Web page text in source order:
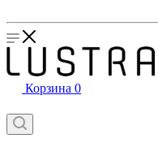
Корзина 0